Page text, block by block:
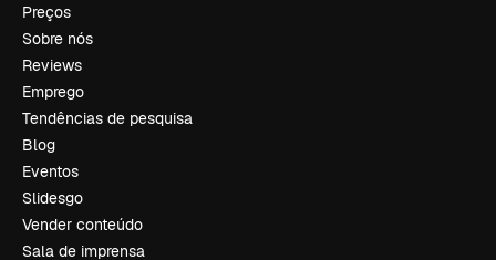
Preços
Sobre nós
Reviews
Emprego
Tendências de pesquisa
Blog
Eventos
Slidesgo
Vender conteúdo
Sala de imprensa